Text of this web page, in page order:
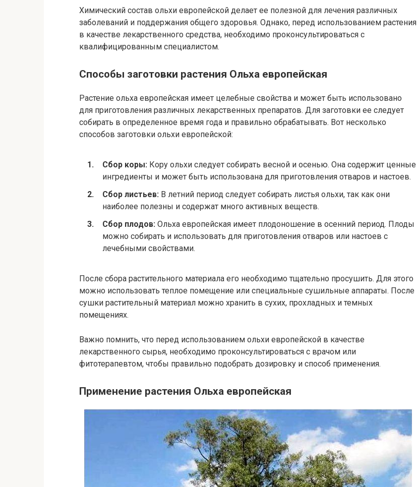
Химический состав ольхи европейской делает ее полезной для лечения различных
заболеваний и поддержания общего здоровья. Однако, перед использованием растения
в качестве лекарственного средства, необходимо проконсультироваться с
квалифицированным специалистом.
Способы заготовки растения Ольха европейская
Растение ольха европейская имеет целебные свойства и может быть использовано
для приготовления различных лекарственных препаратов. Для заготовки ее следует
собирать в определенное время года и правильно обрабатывать. Вот несколько
способов заготовки ольхи европейской:
Сбор коры: Кору ольхи следует собирать весной и осенью. Она содержит ценные
ингредиенты и может быть использована для приготовления отваров и настоев.
Сбор листьев: В летний период следует собирать листья ольхи, так как они
наиболее полезны и содержат много активных веществ.
Сбор плодов: Ольха европейская имеет плодоношение в осенний период. Плоды
можно собирать и использовать для приготовления отваров или настоев с
лечебными свойствами.
После сбора растительного материала его необходимо тщательно просушить. Для этого
можно использовать теплое помещение или специальные сушильные аппараты. После
сушки растительный материал можно хранить в сухих, прохладных и темных
помещениях.
Важно помнить, что перед использованием ольхи европейской в качестве
лекарственного сырья, необходимо проконсультироваться с врачом или
фитотерапевтом, чтобы правильно подобрать дозировку и способ применения.
Применение растения Ольха европейская